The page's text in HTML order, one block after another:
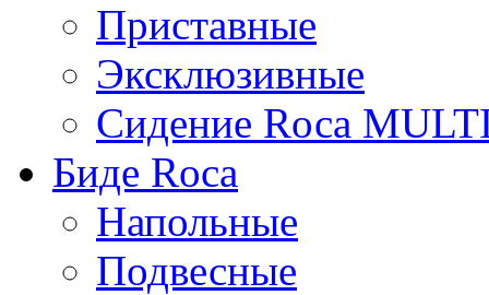
Приставные
Эксклюзивные
Сидение Rоса
Биде Roca
Напольные
Подвесные